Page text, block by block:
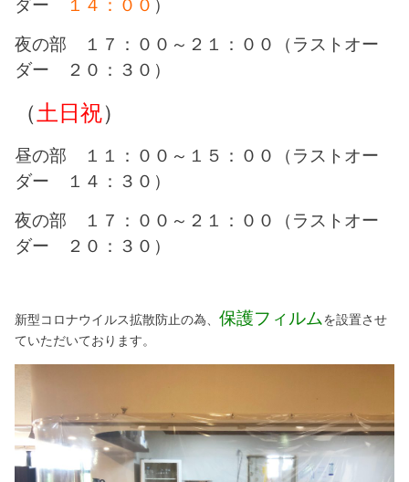
ダー
１４：００ ）
夜の部 １７：００～２１：００（ラストオー
ダー ２０：３０）
（ 土日祝）
昼の部 １１：００～１５：００（ラストオー
ダー １４：３０）
夜の部 １７：００～２１：００（ラストオー
ダー ２０：３０）
新型コロナウイルス拡散防止の為、保護フィルムを設置させ
ていただいております。